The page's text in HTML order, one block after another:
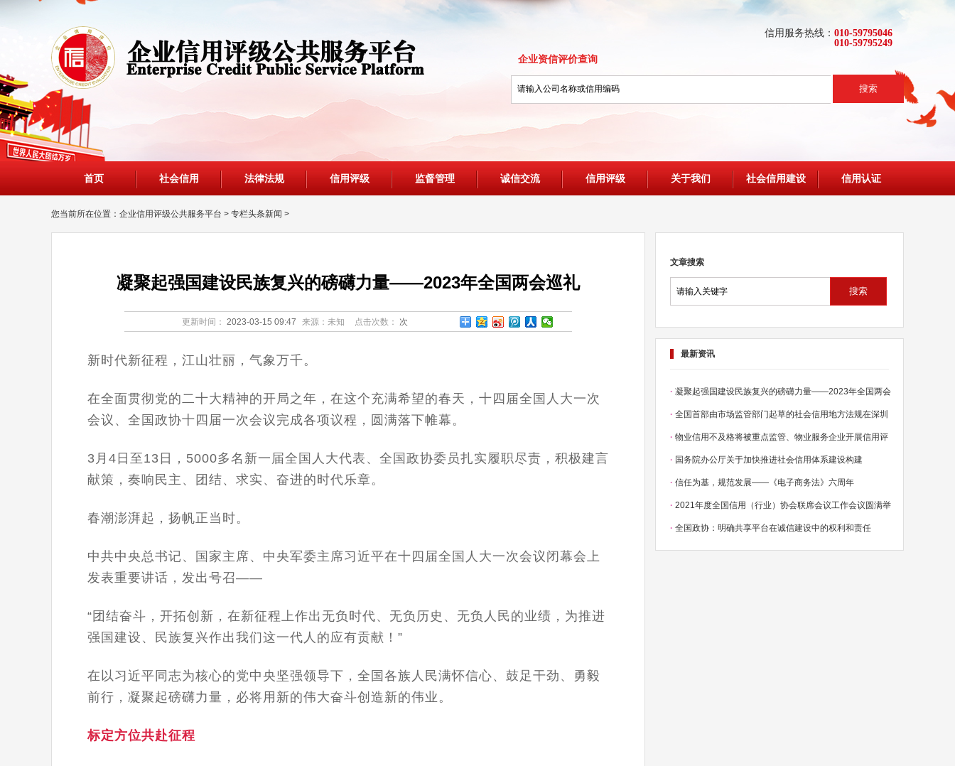
企业资信评价查询
搜索
信用服务热线： 010-59795046
010-59795249
首页 社会信用 法律法规 信用评级 监督管理 诚信交流 信用评级 关于我们 社会信用建设 信用认证
您当前所在位置： 企业信用评级公共服务平台 > 专栏头条新闻 >
凝聚起强国建设民族复兴的磅礴力量——2023年全国两会巡礼
更新时间： 2023-03-15 09:47 来源：未知 点击次数： 次
新时代新征程，江山壮丽，气象万千。
在全面贯彻党的二十大精神的开局之年，在这个充满希望的春天，十四届全国人大一次
会议、全国政协十四届一次会议完成各项议程，圆满落下帷幕。
3月4日至13日，5000多名新一届全国人大代表、全国政协委员扎实履职尽责，积极建言
献策，奏响民主、团结、求实、奋进的时代乐章。
春潮澎湃起，扬帆正当时。
中共中央总书记、国家主席、中央军委主席习近平在十四届全国人大一次会议闭幕会上
发表重要讲话，发出号召——
“团结奋斗，开拓创新，在新征程上作出无负时代、无负历史、无负人民的业绩，为推进
强国建设、民族复兴作出我们这一代人的应有贡献！”
在以习近平同志为核心的党中央坚强领导下，全国各族人民满怀信心、鼓足干劲、勇毅
前行，凝聚起磅礴力量，必将用新的伟大奋斗创造新的伟业。
标定方位共赴征程
文章搜索
搜索
最新资讯
· 凝聚起强国建设民族复兴的磅礴力量——2023年全国两会
· 全国首部由市场监管部门起草的社会信用地方法规在深圳
· 物业信用不及格将被重点监管、物业服务企业开展信用评
· 国务院办公厅关于加快推进社会信用体系建设构建
· 信任为基，规范发展——《电子商务法》六周年
· 2021年度全国信用（行业）协会联席会议工作会议圆满举
· 全国政协：明确共享平台在诚信建设中的权利和责任